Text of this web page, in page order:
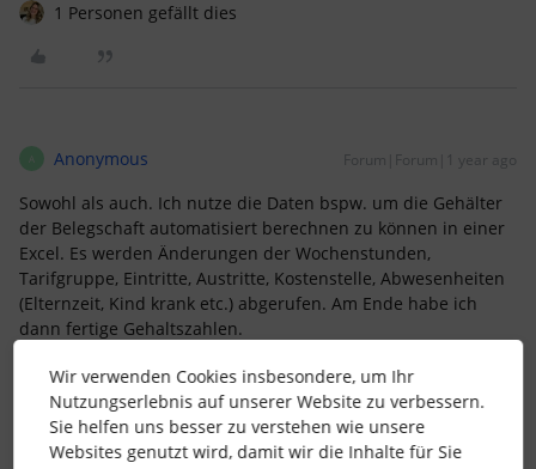
1 Personen gefällt dies
A Anonymous Forum|Forum|1 year ago
Sowohl als auch. Ich nutze die Daten bspw. um die Gehälter
der Belegschaft automatisiert berechnen zu können in einer
Excel. Es werden Änderungen der Wochenstunden,
Tarifgruppe, Eintritte, Austritte, Kostenstelle, Abwesenheiten
(Elternzeit, Kind krank etc.) abgerufen. Am Ende habe ich
dann fertige Gehaltszahlen.
1 Personen gefällt dies
Wir verwenden Cookies insbesondere, um Ihr
Nutzungserlebnis auf unserer Website zu verbessern.
Sie helfen uns besser zu verstehen wie unsere
Websites genutzt wird, damit wir die Inhalte für Sie